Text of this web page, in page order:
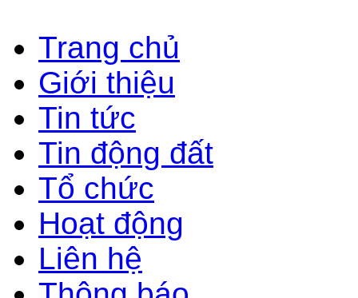
Trang chủ
Giới thiệu
Tin tức
Tin động đất
Tổ chức
Hoạt động
Liên hệ